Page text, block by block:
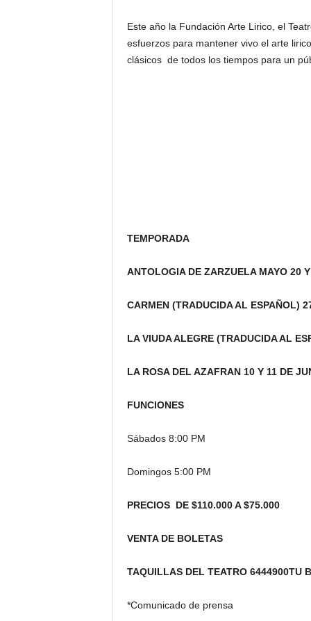
Este año la Fundación Arte Lirico, el
esfuerzos para mantener vivo el arte
clásicos de todos los tiempos para un
TEMPORADA
ANTOLOGIA DE ZARZUELAMAYO 20
CARMEN (TRADUCIDA AL ESPAÑOL)
LA VIUDA ALEGRE (TRADUCIDA AL
LA ROSA DEL AZAFRAN 10 Y 11 DE
FUNCIONES
Sábados 8:00 PM
Domingos 5:00 PM
PRECIOS DE $110.000 A $75.000
VENTA DE BOLETAS
TAQUILLAS DEL TEATRO 6444900TU
*Comunicado de prensa